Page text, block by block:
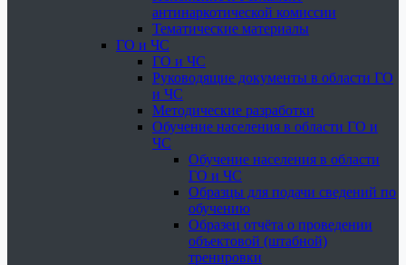
антинаркотической комиссии
Тематические материалы
ГО и ЧС
ГО и ЧС
Руководящие документы в области ГО
и ЧС
Методические разработки
Обучение населения в области ГО и
ЧС
Обучение населения в области
ГО и ЧС
Образцы для подачи сведений по
обучению
Образец отчёта о проведении
объектовой (штабной)
тренировки